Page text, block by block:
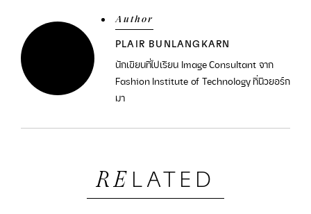
Author
PLAIR BUNLANGKARN
นักเขียนที่ไปเรียน Image Consultant จาก
Fashion Institute of Technology ที่นิวยอร์ก
มา
RE LATED